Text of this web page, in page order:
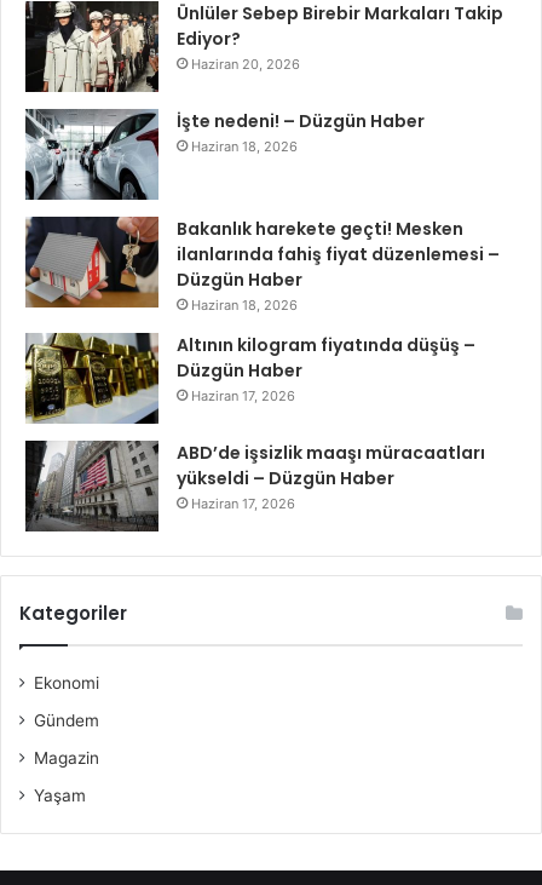
Ünlüler Sebep Birebir Markaları Takip
Ediyor?
Haziran 20, 2026
İşte nedeni! – Düzgün Haber
Haziran 18, 2026
Bakanlık harekete geçti! Mesken
ilanlarında fahiş fiyat düzenlemesi –
Düzgün Haber
Haziran 18, 2026
Altının kilogram fiyatında düşüş –
Düzgün Haber
Haziran 17, 2026
ABD’de işsizlik maaşı müracaatları
yükseldi – Düzgün Haber
Haziran 17, 2026
Kategoriler
Ekonomi
Gündem
Magazin
Yaşam